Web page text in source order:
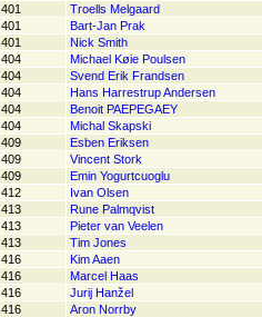
401
Troells Melgaard
401
Bart-Jan Prak
401
Nick Smith
404
Michael Køie Poulsen
404
Svend Erik Frandsen
404
Hans Harrestrup Andersen
404
Benoit PAEPEGAEY
404
Michal Skapski
409
Esben Eriksen
409
Vincent Stork
409
Emin Yogurtcuoglu
412
Ivan Olsen
413
Rune Palmqvist
413
Pieter van Veelen
413
Tim Jones
416
Kim Aaen
416
Marcel Haas
416
Jurij Hanžel
416
Aron Norrby